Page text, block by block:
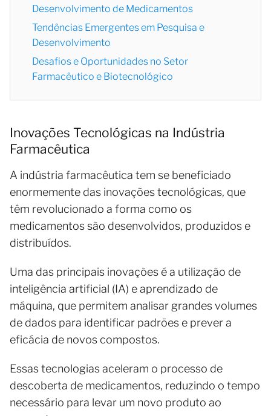
Desenvolvimento de Medicamentos
Tendências Emergentes em Pesquisa e
Desenvolvimento
Desafios e Oportunidades no Setor
Farmacêutico e Biotecnológico
Inovações Tecnológicas na Indústria
Farmacêutica
A indústria farmacêutica tem se beneficiado
enormemente das inovações tecnológicas, que
têm revolucionado a forma como os
medicamentos são desenvolvidos, produzidos e
distribuídos.
Uma das principais inovações é a utilização de
inteligência artificial (IA) e aprendizado de
máquina, que permitem analisar grandes volumes
de dados para identificar padrões e prever a
eficácia de novos compostos.
Essas tecnologias aceleram o processo de
descoberta de medicamentos, reduzindo o tempo
necessário para levar um novo produto ao